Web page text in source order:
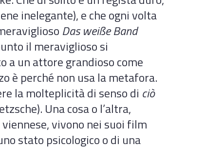
inelegante), e che ogni volta
Das weiße Band
il meraviglioso si
a un attore grandioso come
è perché non usa la metafora.
la molteplicità di senso di ciò
Una cosa o l’altra,
vivono nei suoi film
stato psicologico o di una